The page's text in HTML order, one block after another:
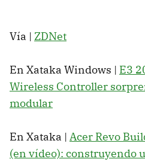
Vía | ZDNet
En Xataka Windows | E3
Wireless Controller
modular
En Xataka | Acer Revo
(en vídeo): construyendo